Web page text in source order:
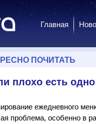
Главная
ПОЧИТАТЬ
плохо есть
ежедневного
проблема, особенно в